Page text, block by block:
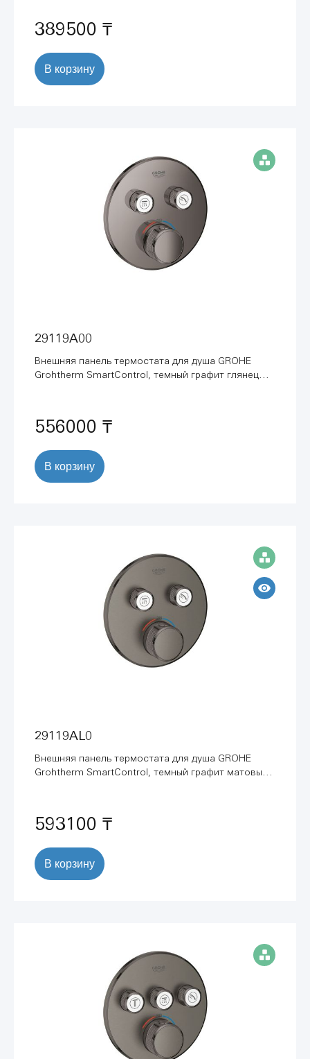
389500 ₸
В корзину
29119A00
Внешняя панель термостата для душа GROHE
Grohtherm SmartControl, темный графит глянец
556000 ₸
В корзину
29119AL0
Внешняя панель термостата для душа GROHE
Grohtherm SmartControl, темный графит матовый
593100 ₸
В корзину